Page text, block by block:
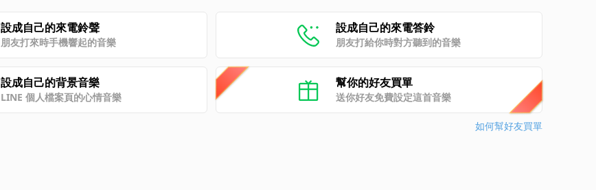
設成自己的來電鈴聲
朋友打來時手機響起的音樂
設成自己的來電答鈴
朋友打給你時對方聽到的音樂
設成自己的背景音樂
LINE 個人檔案頁的心情音樂
幫你的好友買單
送你好友免費設定這首音樂
如何幫好友買單